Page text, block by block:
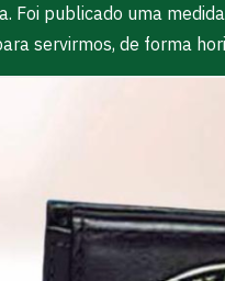
Foi publicado uma
servirmos, de forma